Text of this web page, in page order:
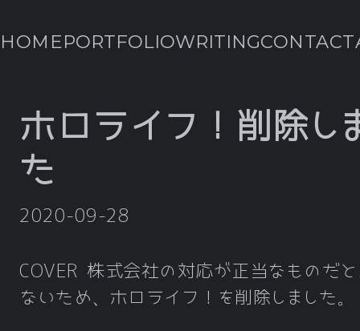
HOMEPORTFOLIOWRITINGCONTACT
ホロライフ！削除し
た
2020-09-28
COVER 株式会社の対応が正当なものだ
ないため、ホロライフ！を削除しました。